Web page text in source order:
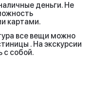
деньги. Не
картами.
все вещи можно
. На экскурсии
с собой.